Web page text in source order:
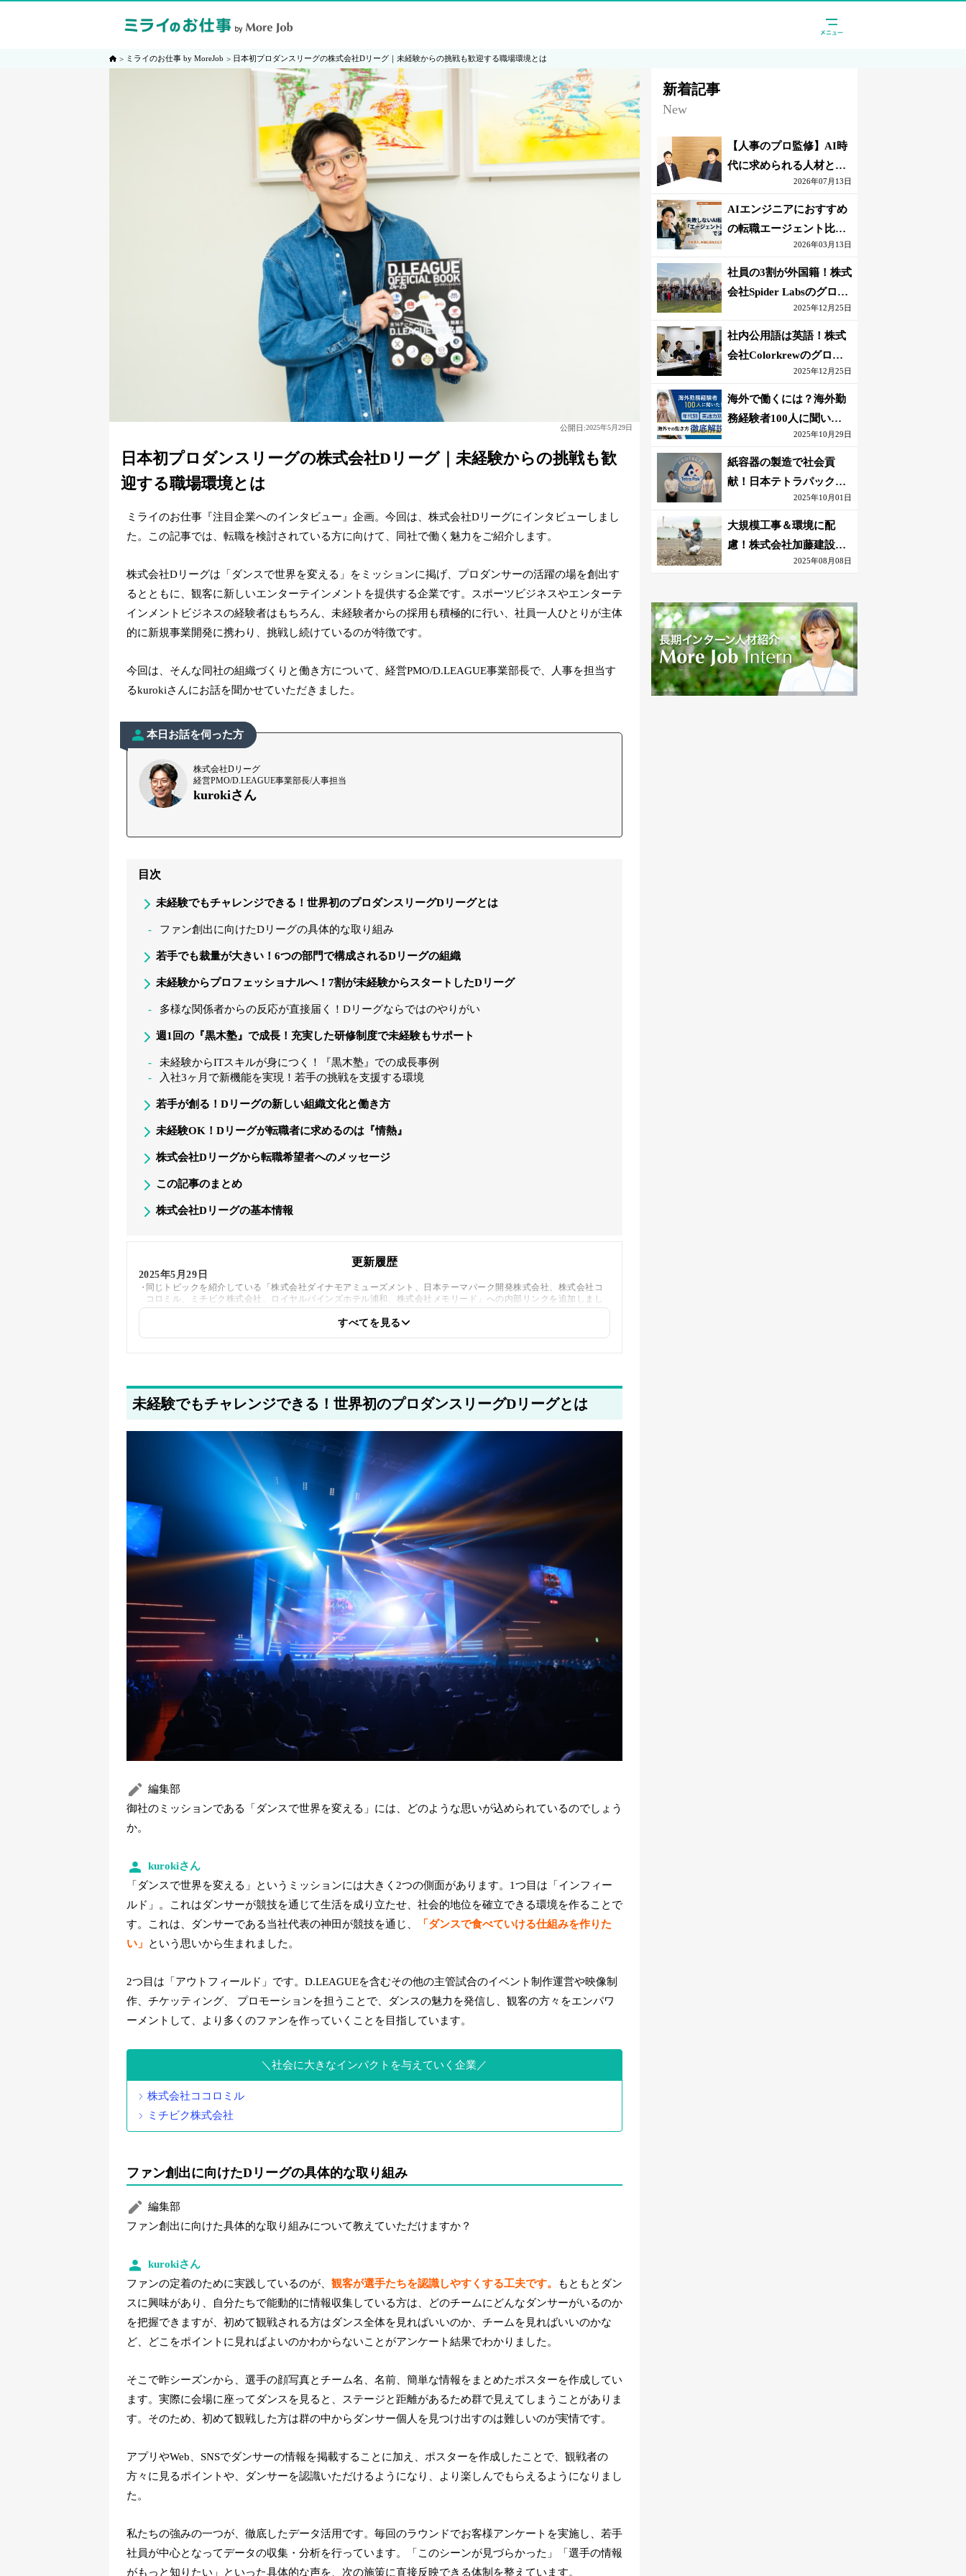
ミライのお仕事 by MoreJob 日本初プロダンスリーグの株式会社Dリーグ｜未経験からの挑戦も歓迎する職場環境とは
公開日:2025年5月29日
日本初プロダンスリーグの株式会社Dリーグ｜未経験からの挑戦も歓
迎する職場環境とは
ミライのお仕事『注目企業へのインタビュー』企画。今回は、株式会社Dリーグにインタビューしまし
た。この記事では、転職を検討されている方に向けて、同社で働く魅力をご紹介します。
株式会社Dリーグは「ダンスで世界を変える」をミッションに掲げ、プロダンサーの活躍の場を創出す
るとともに、観客に新しいエンターテインメントを提供する企業です。スポーツビジネスやエンターテ
インメントビジネスの経験者はもちろん、未経験者からの採用も積極的に行い、社員一人ひとりが主体
的に新規事業開発に携わり、挑戦し続けているのが特徴です。
今回は、そんな同社の組織づくりと働き方について、経営PMO/D.LEAGUE事業部長で、人事を担当す
るkurokiさんにお話を聞かせていただきました。
本日お話を伺った方
株式会社Dリーグ
経営PMO/D.LEAGUE事業部長/人事担当
kurokiさん
目次
未経験でもチャレンジできる！世界初のプロダンスリーグDリーグとは
ファン創出に向けたDリーグの具体的な取り組み
若手でも裁量が大きい！6つの部門で構成されるDリーグの組織
未経験からプロフェッショナルへ！7割が未経験からスタートしたDリーグ
多様な関係者からの反応が直接届く！Dリーグならではのやりがい
週1回の『黒木塾』で成長！充実した研修制度で未経験もサポート
未経験からITスキルが身につく！『黒木塾』での成長事例
入社3ヶ月で新機能を実現！若手の挑戦を支援する環境
若手が創る！Dリーグの新しい組織文化と働き方
未経験OK！Dリーグが転職者に求めるのは『情熱』
株式会社Dリーグから転職希望者へのメッセージ
この記事のまとめ
株式会社Dリーグの基本情報
更新履歴
2025年5月29日
同じトピックを紹介している「株式会社ダイナモアミューズメント、日本テーマパーク開発株式会社、株式会社コ
コロミル、ミチビク株式会社、ロイヤルパインズホテル浦和、株式会社メモリード」への内部リンクを追加しまし
た
すべてを見る
未経験でもチャレンジできる！世界初のプロダンスリーグDリーグとは
編集部
御社のミッションである「ダンスで世界を変える」には、どのような思いが込められているのでしょう
か。
kurokiさん
「ダンスで世界を変える」というミッションには大きく2つの側面があります。1つ目は「インフィー
ルド」。これはダンサーが競技を通じて生活を成り立たせ、社会的地位を確立できる環境を作ることで
す。これは、ダンサーである当社代表の神田が競技を通じ、
「ダンスで食べていける仕組みを作りた
い」
という思いから生まれました。
2つ目は「アウトフィールド」です。D.LEAGUEを含むその他の主管試合のイベント制作運営や映像制
作、チケッティング、 プロモーションを担うことで、ダンスの魅力を発信し、観客の方々をエンパワ
ーメントして、より多くのファンを作っていくことを目指しています。
社会に大きなインパクトを与えていく企業
株式会社ココロミル
ミチビク株式会社
ファン創出に向けたDリーグの具体的な取り組み
編集部
ファン創出に向けた具体的な取り組みについて教えていただけますか？
kurokiさん
ファンの定着のために実践しているのが、 観客が選手たちを認識しやすくする工夫です。
もともとダン
スに興味があり、自分たちで能動的に情報収集している方は、どのチームにどんなダンサーがいるのか
を把握できますが、初めて観戦される方はダンス全体を見ればいいのか、チームを見ればいいのかな
ど、どこをポイントに見ればよいのかわからないことがアンケート結果でわかりました。
そこで昨シーズンから、選手の顔写真とチーム名、名前、簡単な情報をまとめたポスターを作成してい
ます。実際に会場に座ってダンスを見ると、ステージと距離があるため群で見えてしまうことがありま
す。そのため、初めて観戦した方は群の中からダンサー個人を見つけ出すのは難しいのが実情です。
アプリやWeb、SNSでダンサーの情報を掲載することに加え、ポスターを作成したことで、観戦者の
方々に見るポイントや、ダンサーを認識いただけるようになり、より楽しんでもらえるようになりまし
た。
私たちの強みの一つが、徹底したデータ活用です。毎回のラウンドでお客様アンケートを実施し、若手
社員が中心となってデータの収集・分析を行っています。「このシーンが見づらかった」「選手の情報
がもっと知りたい」といった具体的な声を、次の施策に直接反映できる体制を整えています。
新着記事
New
【人事のプロ監修】AI時
代に求められる人材と
は？「代替されない人」
の条件
2026年07月13日
AIエンジニアにおすすめ
の転職エージェント比較
｜失敗しない選び方【採
点表つき】
2026年03月13日
社員の3割が外国籍！株式
会社Spider Labsのグロー
2025年12月25日
社内公用語は英語！株式
会社Colorkrewのグロー
バルかつ若手が輝く環境
2025年12月25日
海外で働くには？海外勤
務経験者100人に聞いた
おすすめ職種｜英語話せ
ないOK求人はある？
2025年10月29日
紙容器の製造で社会貢
献！日本テトラパック株
式会社のグローバルな環
境
2025年10月01日
大規模工事＆環境に配
慮！株式会社加藤建設の
若手が語る現場監督の働
2025年08月08日